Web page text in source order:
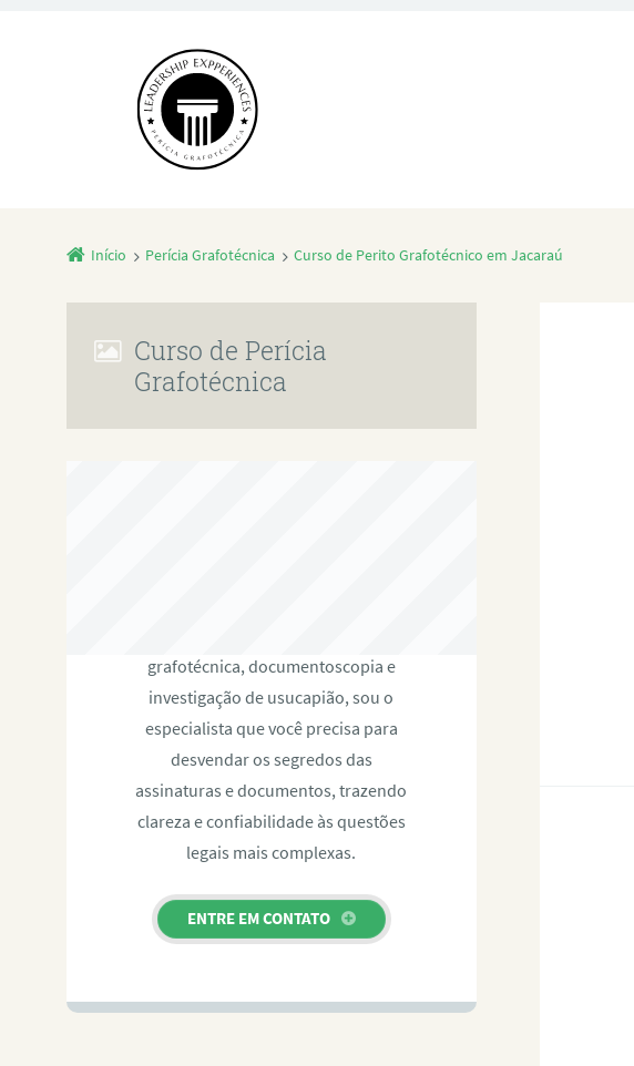
Início Perícia Grafotécnica Curso de Perito Grafotécnico em Jacaraú
Curso de Perícia
Grafotécnica
grafotécnica, documentoscopia e
investigação de usucapião, sou o
especialista que você precisa para
desvendar os segredos das
assinaturas e documentos, trazendo
clareza e confiabilidade às questões
legais mais complexas.
ENTRE EM CONTATO